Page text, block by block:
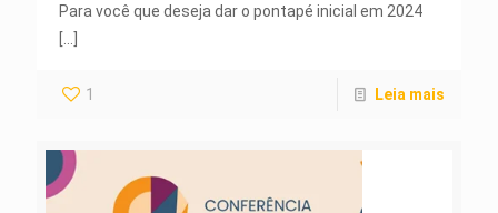
Para você que deseja dar o pontapé inicial em 2024
1 Leia mais